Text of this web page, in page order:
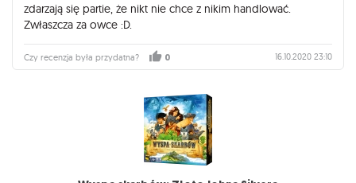
zdarzają się partie, że nikt nie chce z nikim handlować.
Zwłaszcza za owce :D.
Czy recenzja była przydatna? 0 16.10.2020 23:10